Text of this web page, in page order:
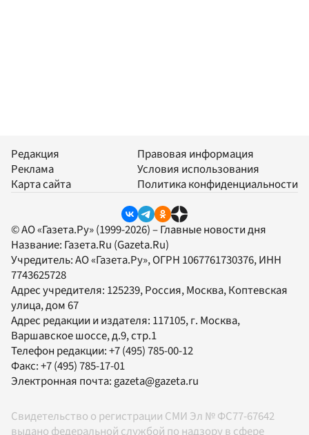
Редакция
Реклама
Карта сайта
Правовая информация
Условия использования
Политика конфиденциальности
© АО «Газета.Ру» (1999-2026) – Главные новости дня
Название: Газета.Ru (Gazeta.Ru)
Учредитель:АО «Газета.Ру», ОГРН 1067761730376, ИНН
7743625728
Адрес учредителя: 125239, Россия, Москва, Коптевская
улица, дом 67
Адрес редакции и издателя: 117105, г. Москва,
Варшавское шоссе, д.9, стр.1
Телефон редакции:+7 (495) 785-00-12
Факс:+7 (495) 785-17-01
Электронная почта:gazeta@gazeta.ru
Свидетельство о регистрации СМИ Эл № ФС77-67642
выдано федеральной службой по надзору в сфере